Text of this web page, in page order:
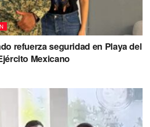
refuerza seguridad en Playa del
Mexicano